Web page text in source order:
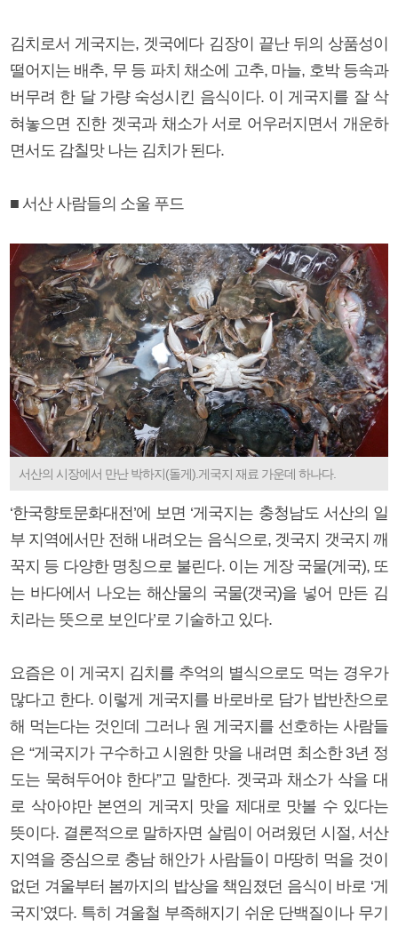
김치로서 게국지는, 겟국에다 김장이 끝난 뒤의 상품성이
떨어지는 배추, 무 등 파치 채소에 고추, 마늘, 호박 등속과
버무려 한 달 가량 숙성시킨 음식이다. 이 게국지를 잘 삭
혀놓으면 진한 겟국과 채소가 서로 어우러지면서 개운하
면서도 감칠맛 나는 김치가 된다.
■ 서산 사람들의 소울 푸드
서산의 시장에서 만난 박하지(돌게).게국지 재료 가운데 하나다.
‘한국향토문화대전’에 보면 ‘게국지는 충청남도 서산의 일
부 지역에서만 전해 내려오는 음식으로, 겟국지 갯국지 깨
꾹지 등 다양한 명칭으로 불린다. 이는 게장 국물(게국), 또
는 바다에서 나오는 해산물의 국물(갯국)을 넣어 만든 김
치라는 뜻으로 보인다’로 기술하고 있다.
요즘은 이 게국지 김치를 추억의 별식으로도 먹는 경우가
많다고 한다. 이렇게 게국지를 바로바로 담가 밥반찬으로
해 먹는다는 것인데 그러나 원 게국지를 선호하는 사람들
은 “게국지가 구수하고 시원한 맛을 내려면 최소한 3년 정
도는 묵혀두어야 한다”고 말한다. 겟국과 채소가 삭을 대
로 삭아야만 본연의 게국지 맛을 제대로 맛볼 수 있다는
뜻이다. 결론적으로 말하자면 살림이 어려웠던 시절, 서산
지역을 중심으로 충남 해안가 사람들이 마땅히 먹을 것이
없던 겨울부터 봄까지의 밥상을 책임졌던 음식이 바로 ‘게
국지’였다. 특히 겨울철 부족해지기 쉬운 단백질이나 무기